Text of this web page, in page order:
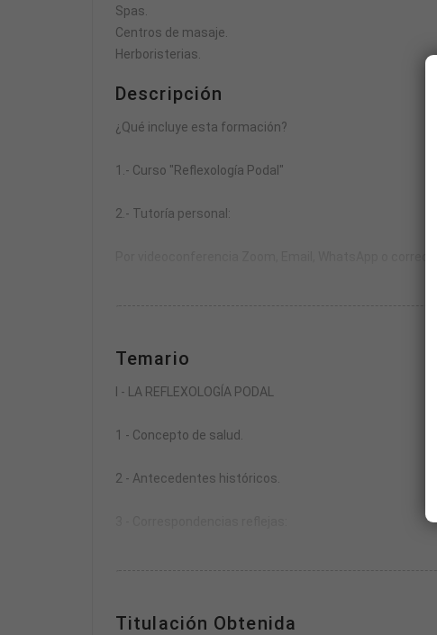
Spas.
Centros de masaje.
Herboristerias.
Descripción
¿Qué incluye esta formación?
1.- Curso "Reflexología Podal"
2.- Tutoría personal:
Temario
I - LA REFLEXOLOGÍA PODAL
1 - Concepto de salud.
2 - Antecedentes históricos.
Titulación Obtenida